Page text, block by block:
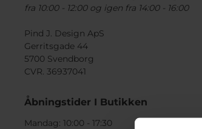
fra 10:00 - 12:00 og igen fra 14:00 - 16:00
Pind J. Design ApS
Gerritsgade 44
5700 Svendborg
CVR. 36937041
Åbningstider I Butikken
Mandag: 10:00 - 17:30